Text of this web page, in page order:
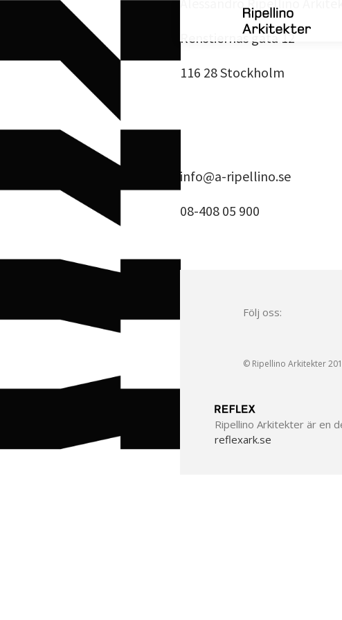
Renstiernas gata 12
116 28 Stockholm
info@a-ripellino.se
08-408 05 900
Följ oss:
© Ripellino Arkitekter
Ripellino Arkitekter är en
reflexark.se